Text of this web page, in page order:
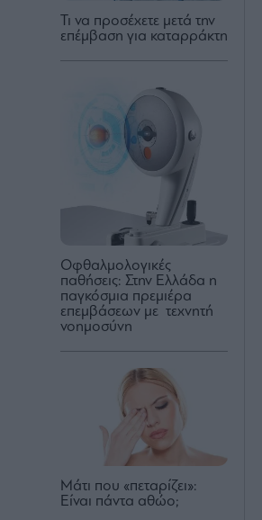
Τι να προσέχετε μετά την
επέμβαση για καταρράκτη
Οφθαλμολογικές
παθήσεις: Στην Ελλάδα η
παγκόσμια πρεμιέρα
επεμβάσεων με τεχνητή
νοημοσύνη
Μάτι που «πεταρίζει»:
Είναι πάντα αθώο;